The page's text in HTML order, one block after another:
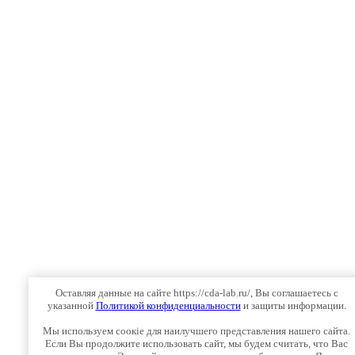
Оставляя данные на сайте https://cda-lab.ru/, Вы соглашаетесь с
указанной Политикой конфиденциальностии защиты информации.
Мы используем соокіе для наилучшего представления нашего сайта.
Если Вы продолжите использовать сайт, мы будем считать, что Вас